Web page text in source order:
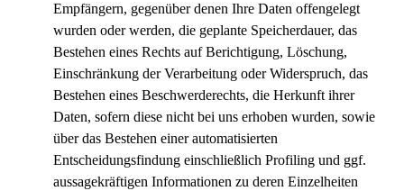
Empfängern, gegenüber denen Ihre Daten offengelegt
wurden oder werden, die geplante Speicherdauer, das
Bestehen eines Rechts auf Berichtigung, Löschung,
Einschränkung der Verarbeitung oder Widerspruch, das
Bestehen eines Beschwerderechts, die Herkunft ihrer
Daten, sofern diese nicht bei uns erhoben wurden, sowie
über das Bestehen einer automatisierten
Entscheidungsfindung einschließlich Profiling und ggf.
aussagekräftigen Informationen zu deren Einzelheiten